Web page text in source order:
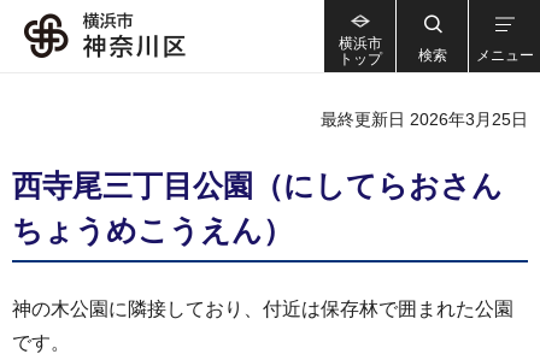
横浜市
トップ
検索 メニュー
最終更新日 2026年3月25日
西寺尾三丁目公園（にしてらおさん
ちょうめこうえん）
神の木公園に隣接しており、付近は保存林で囲まれた公園
です。